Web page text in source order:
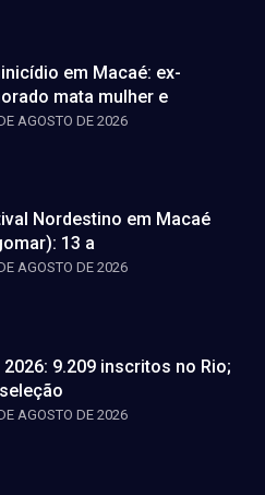
em Macaé: ex-
mata mulher e
AGOSTO DE 2026
Nordestino em Macaé
13 a
AGOSTO DE 2026
2026: 9.209 inscritos no Rio;
AGOSTO DE 2026